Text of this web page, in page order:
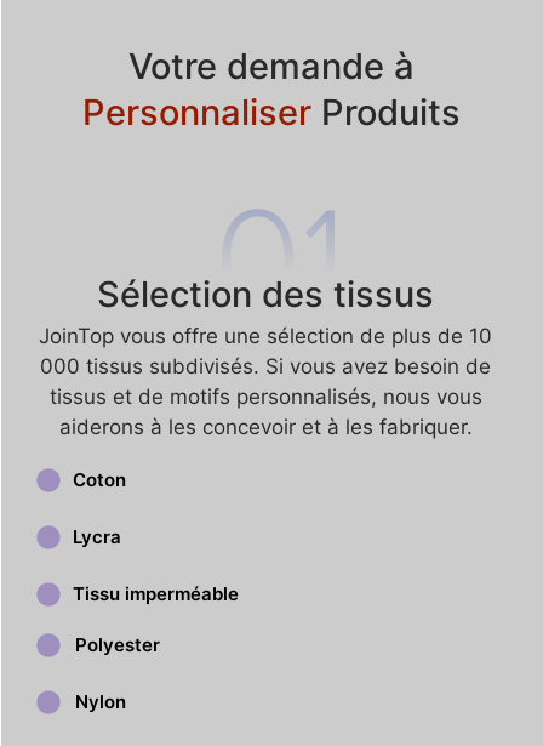
Votre demande à
Personnaliser Produits
Sélection des tissus
JoinTop vous offre une sélection de plus de 10
000 tissus subdivisés. Si vous avez besoin de
tissus et de motifs personnalisés, nous vous
aiderons à les concevoir et à les fabriquer.
Coton
Lycra
Tissu imperméable
Polyester
Nylon